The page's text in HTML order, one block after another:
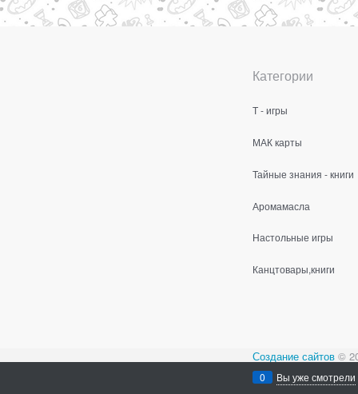
Категории
Т - игры
МАК карты
Тайные знания - книги
Аромамасла
Настольные игры
Канцтовары,книги
Создание сайтов ©
Содержимое сайта
Все права
0 Вы уже смотрели